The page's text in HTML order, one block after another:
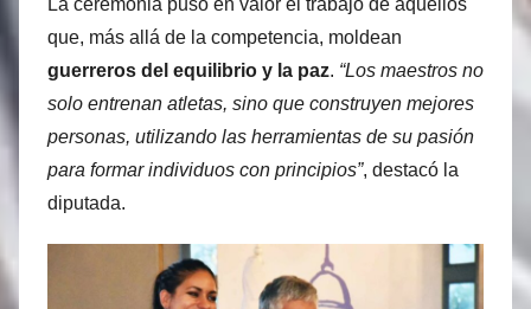
que, más allá de la competencia, moldean
guerreros del equilibrio y la paz. “Los maestros no
solo entrenan atletas, sino que construyen mejores
personas, utilizando las herramientas de su pasión
para formar individuos con principios”, destacó la
diputada.